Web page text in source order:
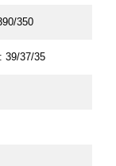
350
39/37/35